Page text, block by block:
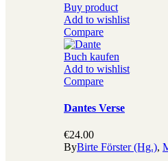
Buy product
Add to wishlist
Compare
Buch kaufen
Add to wishlist
Compare
Dantes Verse
€24.00
ByBirte Förster (Hg.),